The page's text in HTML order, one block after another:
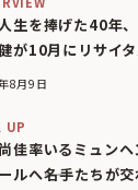
生を捧げた40年
が10月にリサイ
8月9日
UP
佳率いるミュン
ルへ――名手たちが